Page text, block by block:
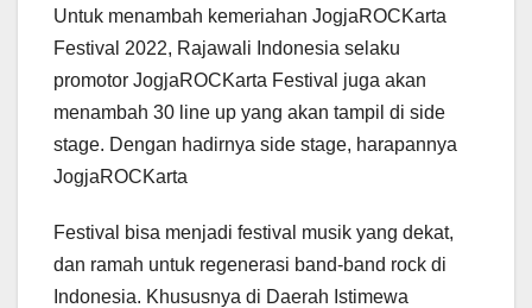
Untuk menambah kemeriahan JogjaROCKarta
Festival 2022, Rajawali Indonesia selaku
promotor JogjaROCKarta Festival juga akan
menambah 30 line up yang akan tampil di side
stage. Dengan hadirnya side stage, harapannya
JogjaROCKarta
Festival bisa menjadi festival musik yang dekat,
dan ramah untuk regenerasi band-band rock di
Indonesia. Khususnya di Daerah Istimewa